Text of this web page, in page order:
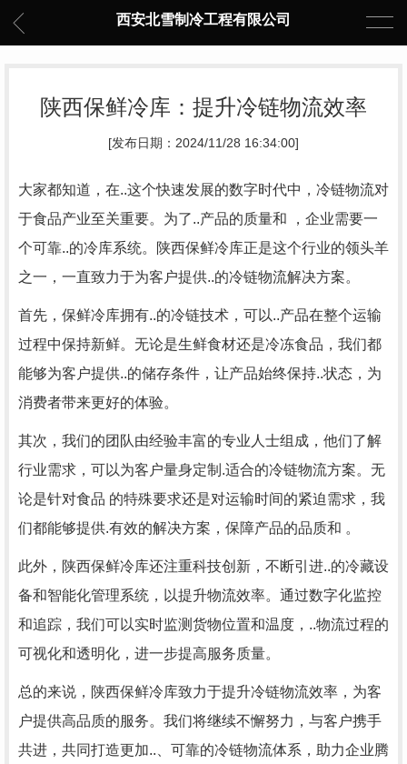
西安北雪制冷工程有限公司
陕西保鲜冷库：提升冷链物流效率
[发布日期：2024/11/28 16:34:00]
大家都知道，在..这个快速发展的数字时代中，冷链物流对
于食品产业至关重要。为了..产品的质量和 ，企业需要一
个可靠..的冷库系统。陕西保鲜冷库正是这个行业的领头羊
之一，一直致力于为客户提供..的冷链物流解决方案。
首先，保鲜冷库拥有..的冷链技术，可以..产品在整个运输
过程中保持新鲜。无论是生鲜食材还是冷冻食品，我们都
能够为客户提供..的储存条件，让产品始终保持..状态，为
消费者带来更好的体验。
其次，我们的团队由经验丰富的专业人士组成，他们了解
行业需求，可以为客户量身定制.适合的冷链物流方案。无
论是针对食品 的特殊要求还是对运输时间的紧迫需求，我
们都能够提供.有效的解决方案，保障产品的品质和 。
此外，陕西保鲜冷库还注重科技创新，不断引进..的冷藏设
备和智能化管理系统，以提升物流效率。通过数字化监控
和追踪，我们可以实时监测货物位置和温度，..物流过程的
可视化和透明化，进一步提高服务质量。
总的来说，陕西保鲜冷库致力于提升冷链物流效率，为客
户提供高品质的服务。我们将继续不懈努力，与客户携手
共进，共同打造更加..、可靠的冷链物流体系，助力企业腾